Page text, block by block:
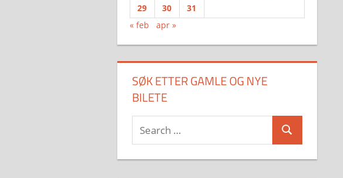
29
30
31
« feb
apr »
SØK ETTER GAMLE OG NYE
BILETE
Search
for:
Search